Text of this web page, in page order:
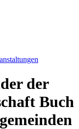
der
Buch